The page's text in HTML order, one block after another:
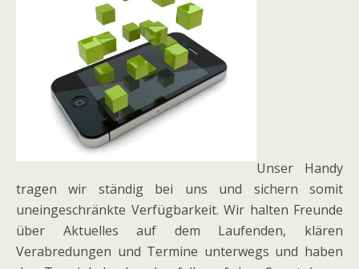
Unser Handy
tragen wir ständig bei uns und sichern somit
uneingeschränkte Verfügbarkeit. Wir halten Freunde
über Aktuelles auf dem Laufenden, klären
Verabredungen und Termine unterwegs und haben